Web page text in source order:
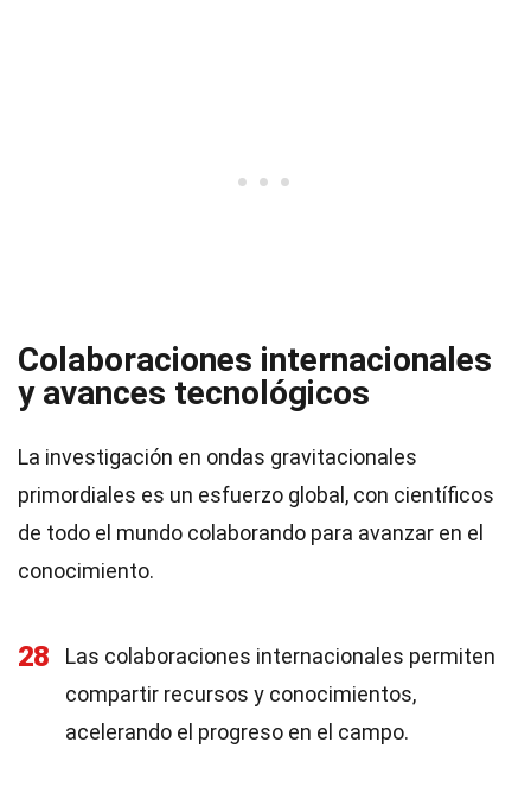
Colaboraciones internacionales
y avances tecnológicos
La investigación en ondas gravitacionales
primordiales es un esfuerzo global, con científicos
de todo el mundo colaborando para avanzar en el
conocimiento.
28
Las colaboraciones internacionales permiten
compartir recursos y conocimientos,
acelerando el progreso en el campo.